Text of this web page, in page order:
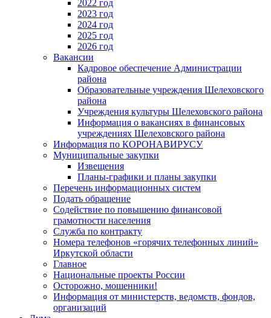
2022 год
2023 год
2024 год
2025 год
2026 год
Вакансии
Кадровое обеспечение Администрации
района
Образовательные учреждения Шелеховского
района
Учреждения культуры Шелеховского района
Информация о вакансиях в финансовых
учреждениях Шелеховского района
Информация по КОРОНАВИРУСУ
Муниципальные закупки
Извещения
Планы-графики и планы закупки
Перечень информационных систем
Подать обращение
Содействие по повышению финансовой
грамотности населения
Служба по контракту
Номера телефонов «горячих телефонных линий»
Иркутской области
Главное
Национальные проекты России
Осторожно, мошенники!
Информация от министерств, ведомств, фондов,
организаций